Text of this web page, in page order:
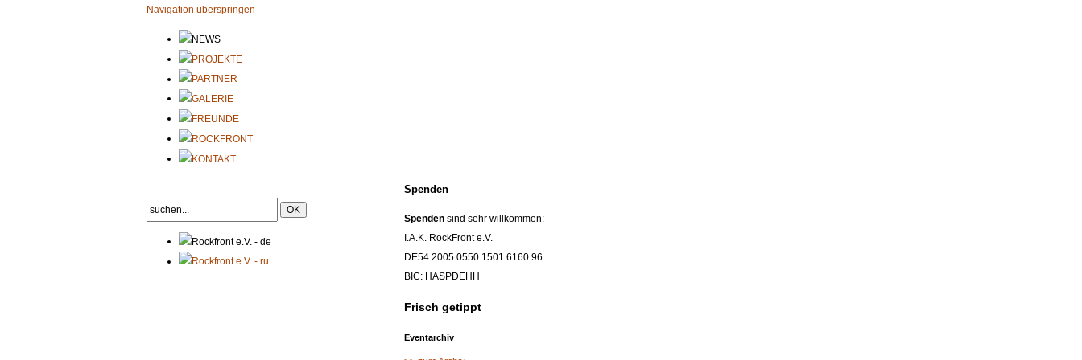
Navigation überspringen
Spenden
Spenden sind sehr willkommen:
I.A.K. RockFront e.V.
DE54 2005 0550 1501 6160 96
BIC: HASPDEHH
Frisch getippt
Eventarchiv